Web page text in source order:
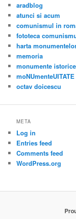
aradblog
atunci si acum
comunismul in
fototeca
harta
memoria
monumente
moNUmenteUITATE
octav doicescu
META
Log in
Entries feed
Comments feed
WordPress.org